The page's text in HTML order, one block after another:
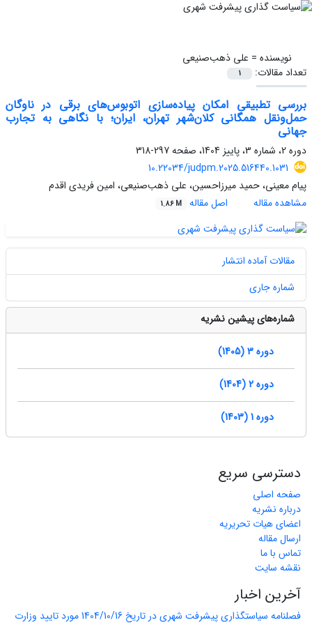
نویسنده = علی ذهب‌صنیعی
تعداد مقالات:
1
بررسی تطبیقی امکان پیاده‌سازی اتوبوس‌های برقی در ناوگان
حمل‌ونقل همگانی کلان‌شهر تهران، ایران؛ با نگاهی به تجارب
جهانی
دوره 2، شماره 3، پاییز 1404، صفحه
297-318
10.22034/judpm.2025.516440.1031
پیام معینی، حمید میرزاحسین، علی ذهب‌صنیعی، امین فریدی اقدم
مشاهده مقاله
اصل مقاله 1.86 M
مقالات آماده انتشار
شماره جاری
شماره‌های پیشین نشریه
دوره 3 (1405)
دوره 2 (1404)
دوره 1 (1403)
دسترسی سریع
صفحه اصلی
درباره نشریه
اعضای هیات تحریریه
ارسال مقاله
تماس با ما
نقشه سایت
آخرین اخبار
فصلنامه سیاستگذاری پیشرفت شهری در تاریخ 1404/10/16 مورد تایید وزارت